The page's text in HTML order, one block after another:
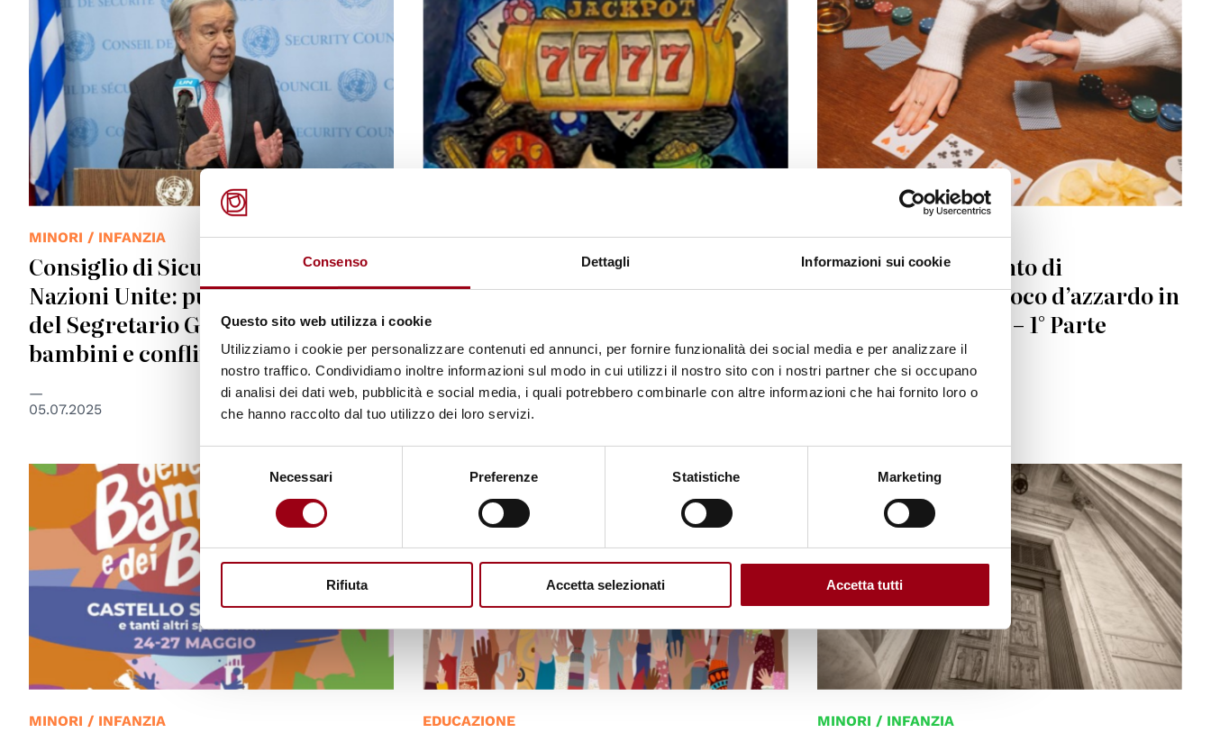
Consenso Dettagli Informazioni sui cookie
Questo sito web utilizza i cookie
Utilizziamo i cookie per personalizzare contenuti ed annunci, per fornire funzionalità dei social media e per analizzare il
nostro traffico. Condividiamo inoltre informazioni sul modo in cui utilizzi il nostro sito con i nostri partner che si occupano
di analisi dei dati web, pubblicità e social media, i quali potrebbero combinarle con altre informazioni che hai fornito loro o
che hanno raccolto dal tuo utilizzo dei loro servizi.
Necessari Preferenze Statistiche Marketing
Rifiuta Accetta selezionati Accetta tutti
MINORI / INFANZIA
Consiglio di Sicurezza delle
Nazioni Unite: pubblicato il report
del Segretario Generale su
bambini e conflitti armati
05.07.2025
MINORI / INFANZIA
PRIZE: Un intervento di
prevenzione sul gioco d’azzardo in
età adolescenziale – 2° Parte
13.06.2025
MINORI / INFANZIA
PRIZE: un intervento di
prevenzione sul gioco d’azzardo in
età adolescenziale – 1° Parte
06.06.2025
MINORI / INFANZIA EDUCAZIONE MINORI / INFANZIA